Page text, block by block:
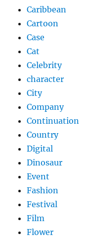
Caribbean
Cartoon
Case
Cat
Celebrity
character
City
Company
Continuation
Country
Digital
Dinosaur
Event
Fashion
Festival
Film
Flower